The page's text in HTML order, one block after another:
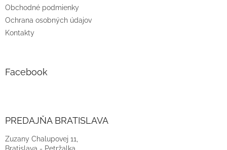
Obchodné podmienky
Ochrana osobných údajov
Kontakty
Facebook
PREDAJŇA BRATISLAVA
Zuzany Chalupovej 11,